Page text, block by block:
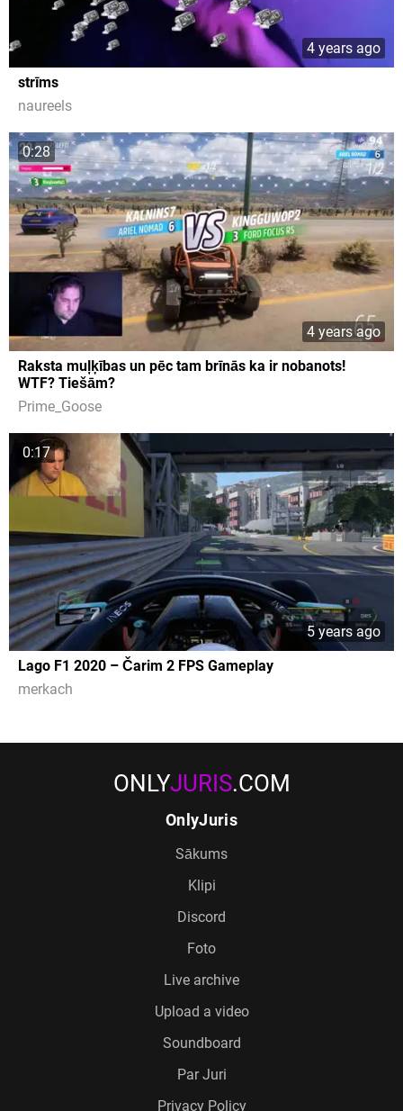
4 years ago
strīms
naureels
0:28
4 years ago
Raksta muļķības un pēc tam brīnās ka ir nobanots!
WTF? Tiešām?
Prime_Goose
0:17
5 years ago
Lago F1 2020 – Čarim 2 FPS Gameplay
merkach
ONLYJURIS.COM
OnlyJuris
Sākums
Klipi
Discord
Foto
Live archive
Upload a video
Soundboard
Par Juri
Privacy Policy